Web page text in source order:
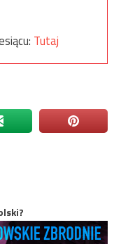
Tutaj